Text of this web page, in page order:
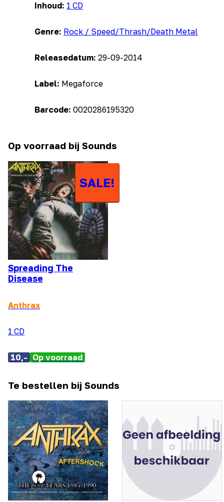
Inhoud: 1 CD
Genre: Rock / Speed/Thrash/Death Metal
Releasedatum: 29-09-2014
Label: Megaforce
Barcode: 0020286195320
Op voorraad bij Sounds
SALE!
Spreading The
Disease
Anthrax
1 CD
10,- Op voorraad
Te bestellen bij Sounds